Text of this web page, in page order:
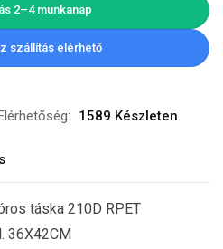
2–4 munkanap
szállítás elérhető
1589 Készleten
táska 210D RPET
36X42CM